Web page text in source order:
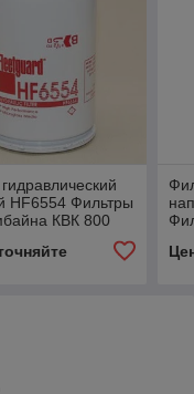
HF6554 Фильтры
КВК 800